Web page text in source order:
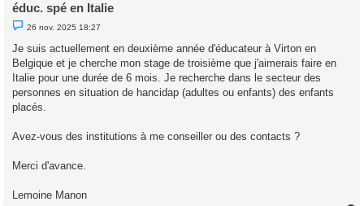
éduc. spé en Italie
M
e
s
a
g
e
n
n
26 nov. 2025 18:27
Je suis actuellement en deuxième année d'éducateur à Virton en
Belgique et je cherche mon stage de troisième que j'aimerais faire en
Italie pour une durée de 6 mois. Je recherche dans le secteur des
personnes en situation de hancidap (adultes ou enfants) des enfants
placés.
Avez-vous des institutions à me conseiller ou des contacts ?
Merci d'avance.
Lemoine Manon